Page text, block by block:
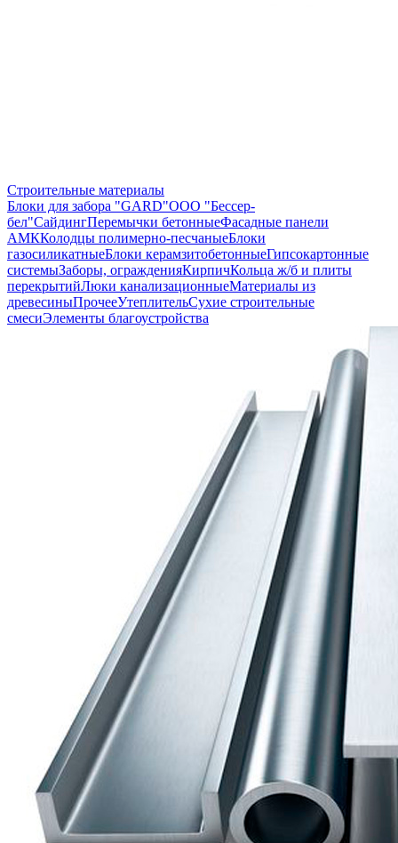
Строительные материалы
Блоки для забора "GARD"ООО "Бессер-
бел"СайдингПеремычки бетонныеФасадные панели
АМККолодцы полимерно-песчаныеБлоки
газосиликатныеБлоки керамзитобетонныеГипсокартонные
системыЗаборы, огражденияКирпичКольца ж/б и плиты
перекрытийЛюки канализационныеМатериалы из
древесиныПрочееУтеплительСухие строительные
смесиЭлементы благоустройства